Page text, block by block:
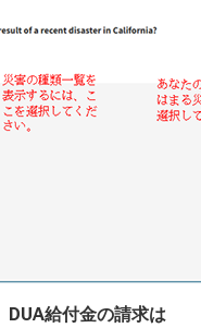
DUA給付金の請求は